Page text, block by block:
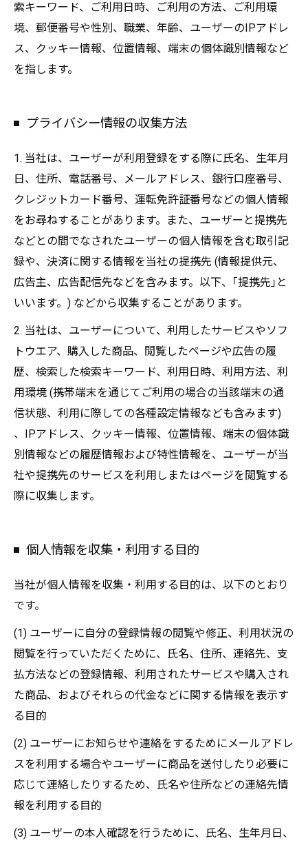
索キーワード、ご利用日時、ご利用の方法、ご利用環
境、郵便番号や性別、職業、年齢、ユーザーのIPアドレ
ス、クッキー情報、位置情報、端末の個体識別情報など
を指します。
プライバシー情報の収集方法
1. 当社は、ユーザーが利用登録をする際に氏名、生年月
日、住所、電話番号、メールアドレス、銀行口座番号、
クレジットカード番号、運転免許証番号などの個人情報
をお尋ねすることがあります。また、ユーザーと提携先
などとの間でなされたユーザーの個人情報を含む取引記
録や、決済に関する情報を当社の提携先 (情報提供元、
広告主、広告配信先などを含みます。以下、｢提携先｣と
いいます。) などから収集することがあります。
2. 当社は、ユーザーについて、利用したサービスやソフ
トウエア、購入した商品、閲覧したページや広告の履
歴、検索した検索キーワード、利用日時、利用方法、利
用環境 (携帯端末を通じてご利用の場合の当該端末の通
信状態、利用に際しての各種設定情報なども含みます)
、IPアドレス、クッキー情報、位置情報、端末の個体識
別情報などの履歴情報および特性情報を、ユーザーが当
社や提携先のサービスを利用しまたはページを閲覧する
際に収集します。
個人情報を収集・利用する目的
当社が個人情報を収集・利用する目的は、以下のとおり
です。
(1) ユーザーに自分の登録情報の閲覧や修正、利用状況の
閲覧を行っていただくために、氏名、住所、連絡先、支
払方法などの登録情報、利用されたサービスや購入され
た商品、およびそれらの代金などに関する情報を表示す
る目的
(2) ユーザーにお知らせや連絡をするためにメールアドレ
スを利用する場合やユーザーに商品を送付したり必要に
応じて連絡したりするため、氏名や住所などの連絡先情
報を利用する目的
(3) ユーザーの本人確認を行うために、氏名、生年月日、